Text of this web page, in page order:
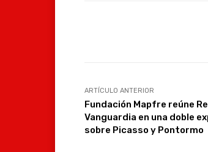
ARTÍCULO ANTERIOR
Fundación Mapfre reúne
Vanguardia en una doble
sobre Picasso y Pontormo